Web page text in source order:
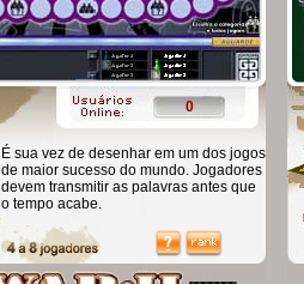
0
É sua vez de desenhar em um dos jogos
de maior sucesso do mundo. Jogadores
devem transmitir as palavras antes que
o tempo acabe.